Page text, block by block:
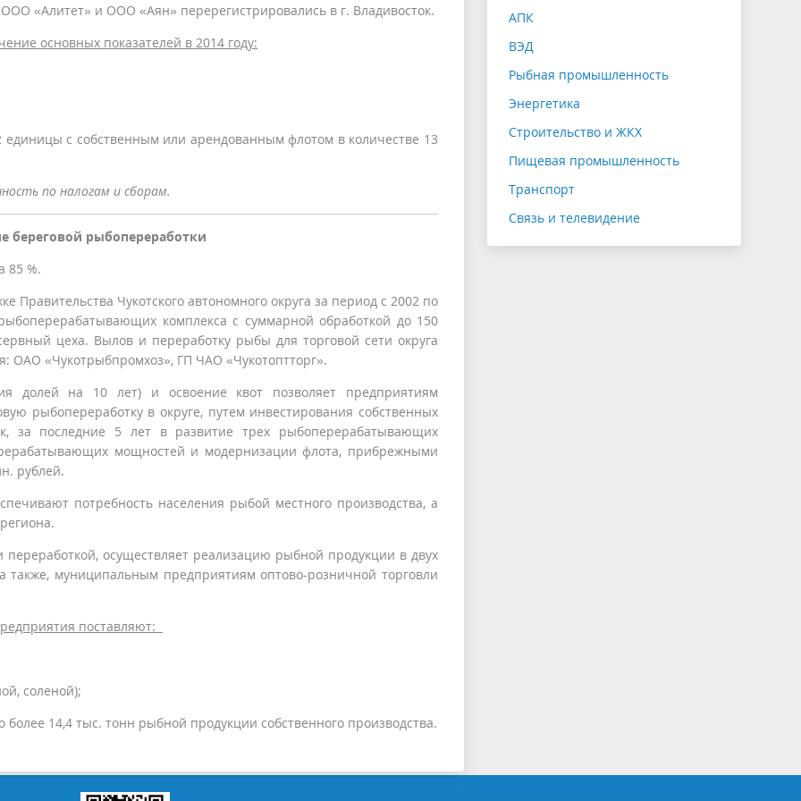
«Алитет» и ООО «Аян» перерегистрировались в г. Владивосток.
основных показателей в 2014 году:
с собственным или арендованным флотом в количестве 13
по налогам и сборам.
береговой рыбопереработки
%.
Чукотского автономного округа за период с 2002 по
комплекса с суммарной обработкой до 150
цеха. Вылов и переработку рыбы для торговой сети округа
«Чукотрыбпромхоз», ГП ЧАО «Чукотоптторг».
на 10 лет) и освоение квот позволяет предприятиям
рыбопереработку в округе, путем инвестирования собственных
за последние 5 лет в развитие трех рыбоперерабатывающих
мощностей и модернизации флота, прибрежными
рублей.
потребность населения рыбой местного производства, а
осуществляет реализацию рыбной продукции в двух
также, муниципальным предприятиям оптово-розничной торговли
поставляют:
соленой);
14,4 тыс. тонн рыбной продукции собственного производства.
АПК
ВЭД
Рыбная промышленность
Энергетика
Строительство и ЖКХ
Пищевая промышленность
Транспорт
Связь и телевидение